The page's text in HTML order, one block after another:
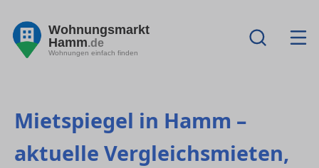
Wohnungsmarkt
Hamm.de
Wohnungen einfach finden
Mietspiegel in Hamm –
aktuelle Vergleichsmieten,